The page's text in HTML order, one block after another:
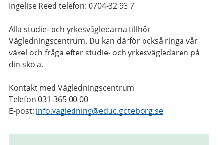
Ingelise Reed telefon: 0704-32 93 7
Alla studie- och yrkesvägledarna tillhör
Vägledningscentrum. Du kan därför också ringa vår
växel och fråga efter studie- och yrkesvägledaren på
din skola.
Kontakt med Vägledningscentrum
Telefon 031-365 00 00
E-post: info.vagledning@educ.goteborg.se